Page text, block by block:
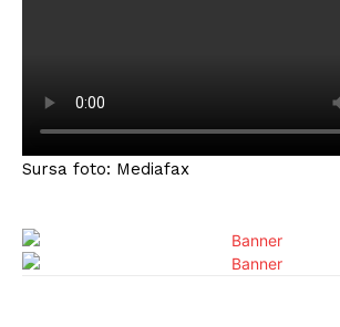
Sursa foto: Mediafax